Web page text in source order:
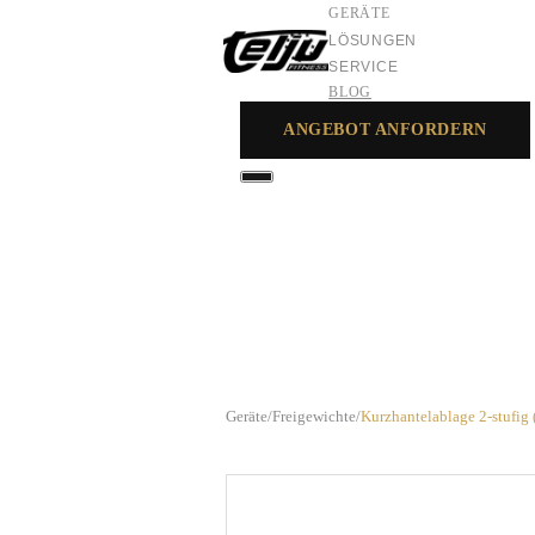
GERÄTE
LÖSUNGEN
SERVICE
BLOG
ANGEBOT ANFORDERN
Geräte/Freigewichte/Kurzhantelablage 2-stufig